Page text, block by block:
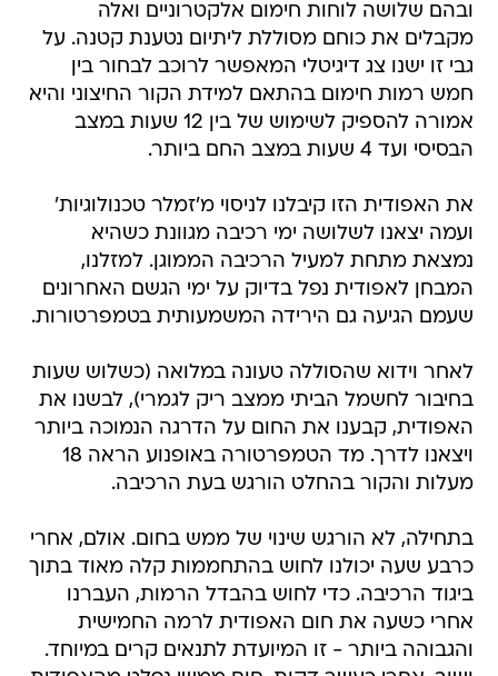
ובהם שלושה לוחות חימום אלקטרוניים ואלה
מקבלים את כוחם מסוללת ליתיום נטענת קטנה. על
גבי זו ישנו צג דיגיטלי המאפשר לרוכב לבחור בין
חמש רמות חימום בהתאם למידת הקור החיצוני והיא
אמורה להספיק לשימוש של בין 12 שעות במצב
הבסיסי ועד 4 שעות במצב החם ביותר.
את האפודית הזו קיבלנו לניסוי מ'זמלר טכנולוגיות'
ועמה יצאנו לשלושה ימי רכיבה מגוונת כשהיא
נמצאת מתחת למעיל הרכיבה הממוגן. למזלנו,
המבחן לאפודית נפל בדיוק על ימי הגשם האחרונים
שעמם הגיעה גם הירידה המשמעותית בטמפרטורות.
לאחר וידוא שהסוללה טעונה במלואה (כשלוש שעות
בחיבור לחשמל הביתי ממצב ריק לגמרי), לבשנו את
האפודית, קבענו את החום על הדרגה הנמוכה ביותר
ויצאנו לדרך. מד הטמפרטורה באופנוע הראה 18
מעלות והקור בהחלט הורגש בעת הרכיבה.
בתחילה, לא הורגש שינוי של ממש בחום. אולם, אחרי
כרבע שעה יכולנו לחוש בהתחממות קלה מאוד בתוך
ביגוד הרכיבה. כדי לחוש בהבדל הרמות, העברנו
אחרי כשעה את חום האפודית לרמה החמישית
והגבוהה ביותר - זו המיועדת לתנאים קרים במיוחד.